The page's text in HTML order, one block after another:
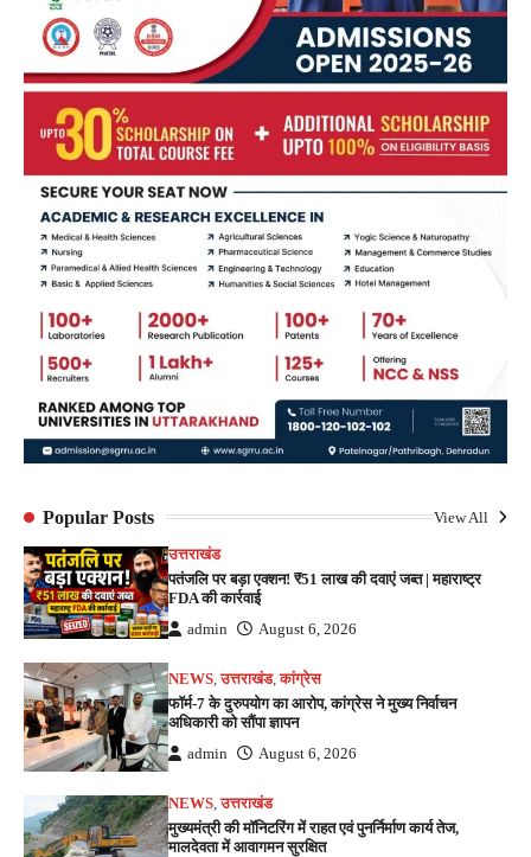
Popular Posts View All
उत्तराखंड
पतंजलि पर बड़ा एक्शन! ₹51 लाख की दवाएं जब्त | महाराष्ट्र
FDA की कार्रवाई
admin August 6, 2026
NEWS,उत्तराखंड,कांग्रेस
फॉर्म-7 के दुरुपयोग का आरोप, कांग्रेस ने मुख्य निर्वाचन
अधिकारी को सौंपा ज्ञापन
admin August 6, 2026
NEWS ,उत्तराखंड
मुख्यमंत्री की मॉनिटरिंग में राहत एवं पुनर्निर्माण कार्य तेज,
मालदेवता में आवागमन सुरक्षित